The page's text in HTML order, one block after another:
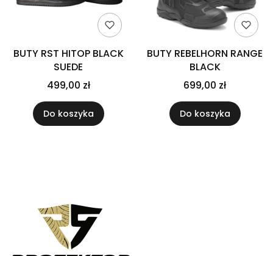
BUTY RST HITOP BLACK
SUEDE
499,00 zł
Do koszyka
BUTY REBELHORN RANGE
BLACK
699,00 zł
Do koszyka